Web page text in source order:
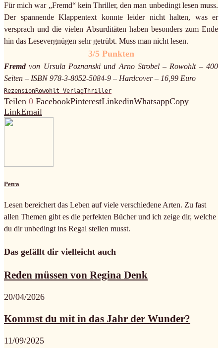
Für mich war „Fremd“ kein Thriller, den man unbedingt lesen muss.
Der spannende Klappentext konnte leider nicht halten, was er
versprach und die vielen Absurditäten haben besonders zum Ende
hin das Lesevergnügen sehr getrübt. Muss man nicht lesen.
3/5 Punkten
Fremdvon Ursula Poznanski und Arno Strobel – Rowohlt – 400
Seiten – ISBN 978-3-8052-5084-9 – Hardcover – 16,99 Euro
RezensionRowohlt VerlagThriller
Teilen 0 FacebookPinterestLinkedinWhatsappCopy
LinkEmail
Petra
Lesen bereichert das Leben auf viele verschiedene Arten. Zu fast
allen Themen gibt es die perfekten Bücher und ich zeige dir, welche
du dir unbedingt ins Regal stellen musst.
Das gefällt dir vielleicht auch
Reden müssen von Regina Denk
20/04/2026
Kommst du mit in das Jahr der Wunder?
11/09/2025